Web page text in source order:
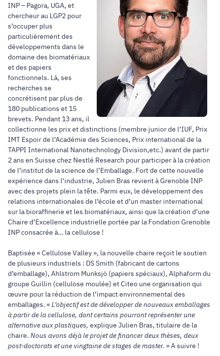
INP – Pagora, UGA, et
chercheur au LGP2 pour
s’occuper plus
particulièrement des
développements dans le
domaine des biomatériaux
et des papiers
fonctionnels. Là, ses
recherches se
concrétisent par plus de
180 publications et 15
brevets. Pendant 13 ans, il
collectionne les prix et distinctions (membre junior de l’IUF, Prix
IMT Espoir de l’Académie des Sciences, Prix international de la
TAPPI International Nanotechnology Division,etc.) avant de partir
2 ans en Suisse chez Nestlé Research pour participer à la création
de l’institut de la science de l’Emballage. Fort de cette nouvelle
expérience dans l’industrie, Julien Bras revient à Grenoble INP
avec des projets plein la tête. Parmi eux, le développement des
relations internationales de l’école et d’un master international
sur la bioraffinerie et les biomatériaux, ainsi que la création d’une
Chaire d’Excellence industrielle portée par la Fondation Grenoble
INP consacrée à… la cellulose !
Baptisée « Cellulose Valley », la nouvelle chaire reçoit le soutien
de plusieurs industriels : DS Smith (fabricant de cartons
d’emballage), Ahlstrom Munksjö (papiers spéciaux), Alphaform du
groupe Guillin (cellulose moulée) et Citeo une organisation qui
œuvre pour la réduction de l’impact environnemental des
emballages. «L’objectif est de développer de nouveaux emballages
à partir de la cellulose, dont certains pourront représenter une
alternative aux plastiques, explique Julien Bras, titulaire de la
chaire. Nous avons déjà le projet de financer deux thèses, deux
post-doctorats et une vingtaine de stages de master. » A suivre !